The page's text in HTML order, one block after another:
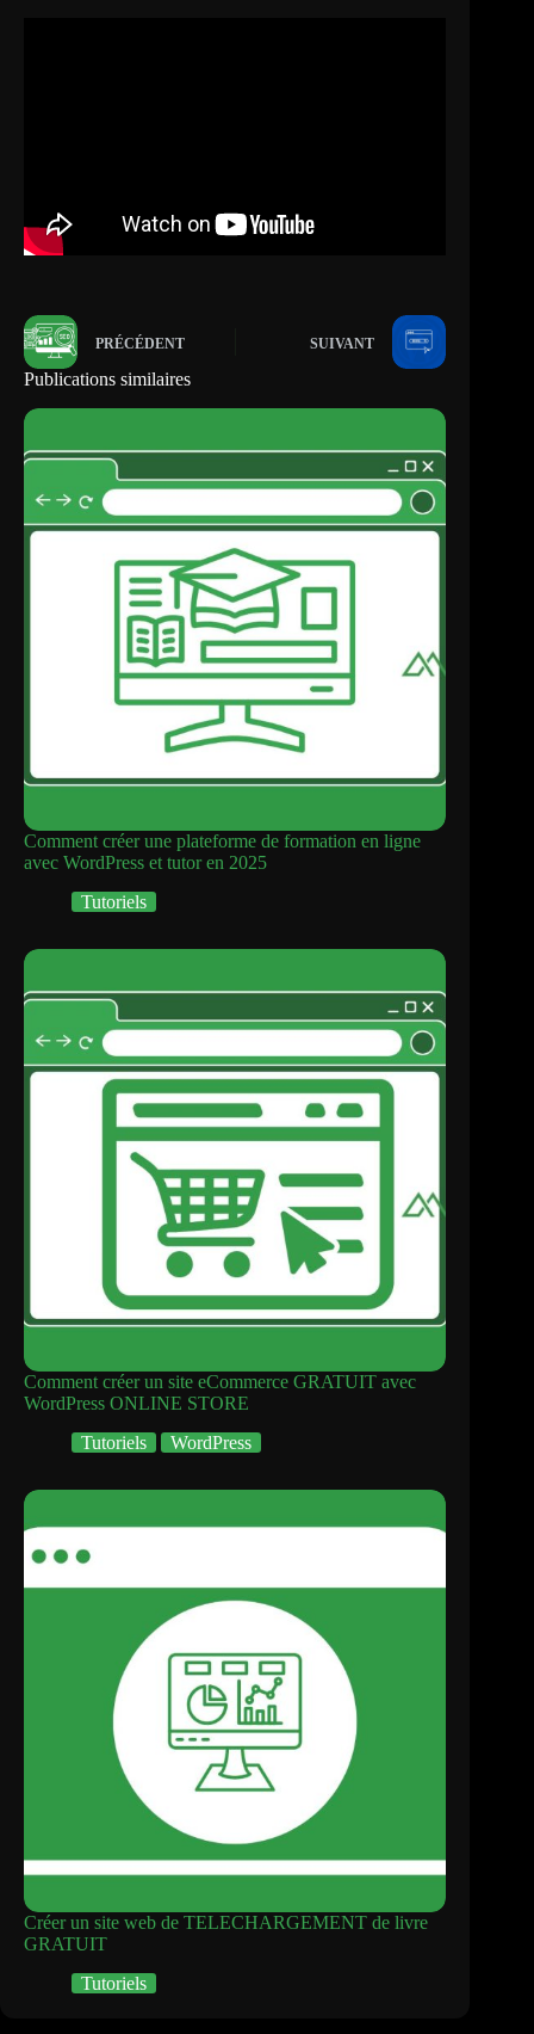
PRÉCÉDENT SUIVANT
Publications similaires
Comment créer une plateforme de formation en ligne
avec WordPress et tutor en 2025
Tutoriels
Comment créer un site eCommerce GRATUIT avec
WordPress ONLINE STORE
Tutoriels
WordPress
Créer un site web de TELECHARGEMENT de livre
GRATUIT
Tutoriels